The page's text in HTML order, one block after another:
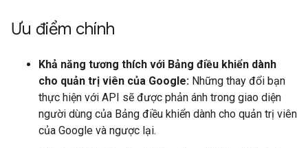
Ưu điểm chính
Khả năng tương thích với Bảng điều khiển dành
cho quản trị viên của Google: Những thay đổi bạn
thực hiện với API sẽ được phản ánh trong giao diện
người dùng của Bảng điều khiển dành cho quản trị viên
của Google và ngược lại.